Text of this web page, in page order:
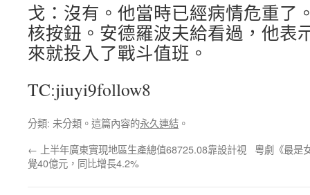
戈：沒有。他當時已經病情危重了
核按鈕。安德羅波夫給看過，他表
來就投入了戰斗值班。
TC:jiuyi9follow8
分類: 未分類。這篇內容的永久連結 。
← 上半年廣東實現地區生產總值68725.08靠設計視
覺40億元，同比增長4.2%
粵劇《最是